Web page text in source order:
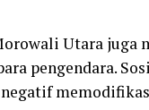
Utara juga
pengendara.